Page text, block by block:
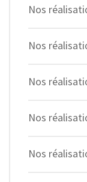
Nos
Nos
Nos
Nos
Nos